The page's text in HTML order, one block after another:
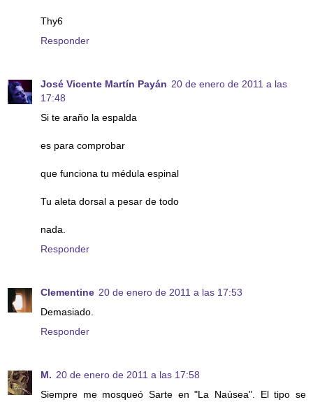
Thy6
Responder
José Vicente Martín Payán 20 de enero de 2011 a las
17:48
Si te araño la espalda
es para comprobar
que funciona tu médula espinal
Tu aleta dorsal a pesar de todo
nada.
Responder
Clementine 20 de enero de 2011 a las 17:53
Demasiado.
Responder
M. 20 de enero de 2011 a las 17:58
Siempre me mosqueó Sarte en "La Naúsea". El tipo se